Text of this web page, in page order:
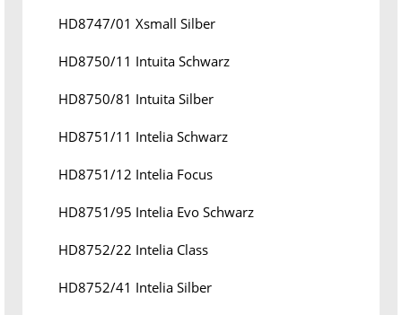
HD8747/01 Xsmall Silber
HD8750/11 Intuita Schwarz
HD8750/81 Intuita Silber
HD8751/11 Intelia Schwarz
HD8751/12 Intelia Focus
HD8751/95 Intelia Evo Schwarz
HD8752/22 Intelia Class
HD8752/41 Intelia Silber